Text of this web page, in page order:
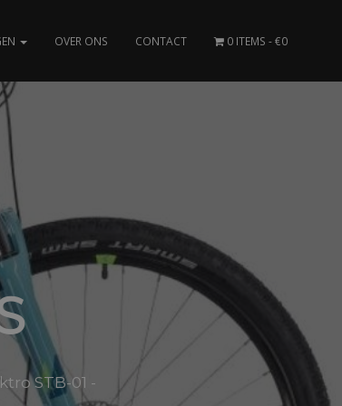
OVER ONS CONTACT 0 ITEMS €0
STB-01 -